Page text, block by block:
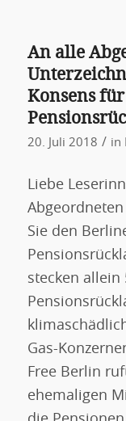
An alle
Konsens
20. Juli 2018 / in
Liebe
Sie den
stecken allein
Gas-
Free Berlin
ehemaligen